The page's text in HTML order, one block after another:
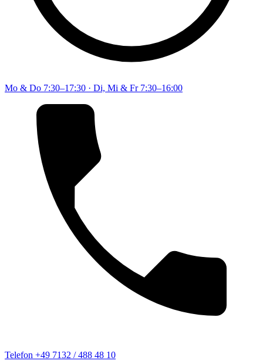
Mo & Do 7:30–17:30 · Di, Mi & Fr 7:30–16:00
Telefon +49 7132 / 488 48 10